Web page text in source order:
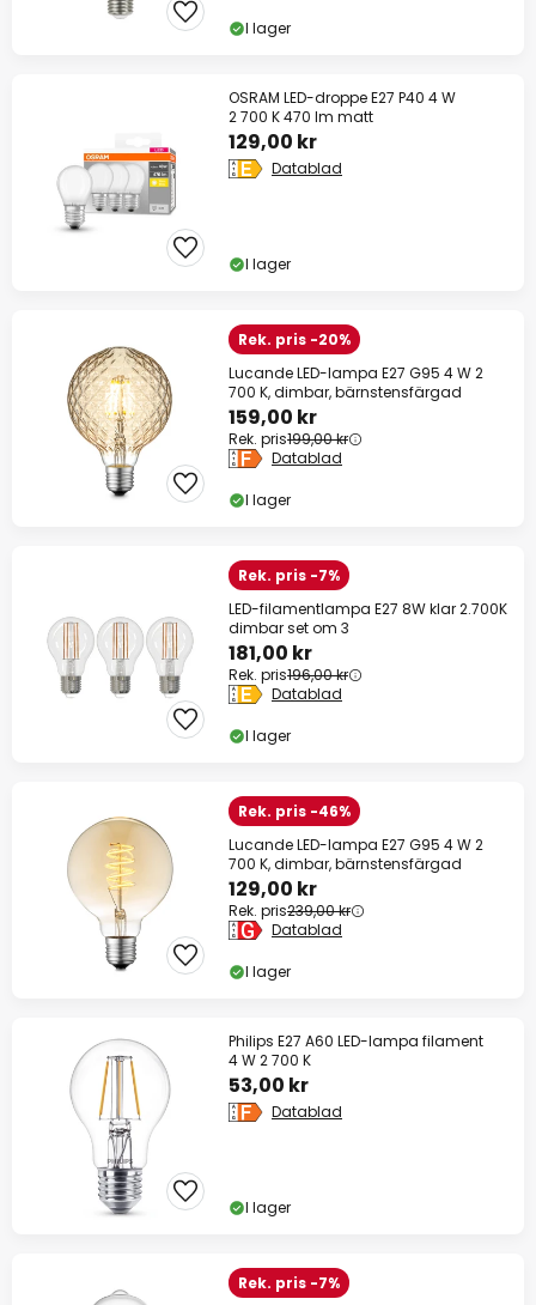
I lager
OSRAM LED-droppe E27 P40 4 W
2 700 K 470 lm matt
129,00 kr
Datablad
I lager
Rek. pris -20%
Lucande LED-lampa E27 G95 4 W 2
700 K, dimbar, bärnstensfärgad
159,00 kr
Rek. pris199,00 kr
Datablad
I lager
Rek. pris -7%
LED-filamentlampa E27 8W klar 2.700K
dimbar set om 3
181,00 kr
Rek. pris196,00 kr
Datablad
I lager
Rek. pris -46%
Lucande LED-lampa E27 G95 4 W 2
700 K, dimbar, bärnstensfärgad
129,00 kr
Rek. pris239,00 kr
Datablad
I lager
Philips E27 A60 LED-lampa filament
4 W 2 700 K
53,00 kr
Datablad
I lager
Rek. pris -7%